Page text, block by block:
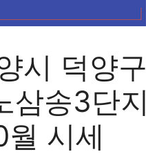
시 덕양
삼송3단
시세